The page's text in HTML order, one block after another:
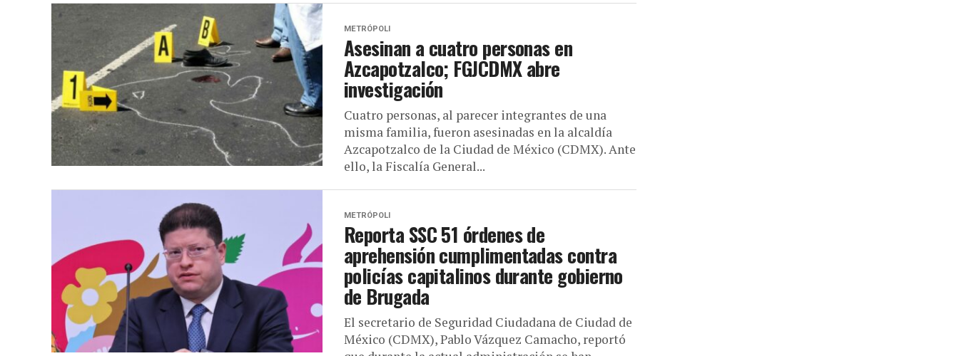
METRÓPOLI
Asesinan a cuatro personas en
Azcapotzalco; FGJCDMX abre
investigación
Cuatro personas, al parecer integrantes de una
misma familia, fueron asesinadas en la alcaldía
Azcapotzalco de la Ciudad de México (CDMX). Ante
ello, la Fiscalía General...
METRÓPOLI
Reporta SSC 51 órdenes de
aprehensión cumplimentadas contra
policías capitalinos durante gobierno
de Brugada
El secretario de Seguridad Ciudadana de Ciudad de
México (CDMX), Pablo Vázquez Camacho, reportó